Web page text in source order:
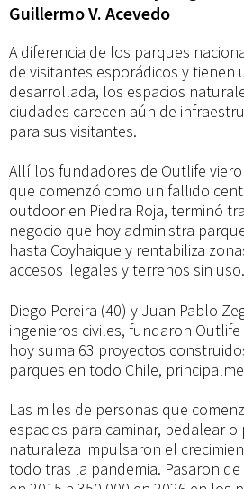
el
mayor
parque
de
Santiago
en
obras,
Outlife
consolida
Guillermo V. Acevedo
A diferencia de los parques
de visitantes esporádicos y tienen
desarrollada, los espacios
ciudades carecen aún de
para sus visitantes.
Allí los fundadores de Outlife
que comenzó como un fallido
outdoor en Piedra Roja, terminó
negocio que hoy administra
hasta Coyhaique y rentabiliza
accesos ilegales y terrenos sin uso.
Diego Pereira (40) y Juan Pablo
ingenieros civiles, fundaron
hoy suma 63 proyectos
parques en todo Chile,
Las miles de personas que
espacios para caminar, pedalear
naturaleza impulsaron el
todo tras la pandemia. Pasaron